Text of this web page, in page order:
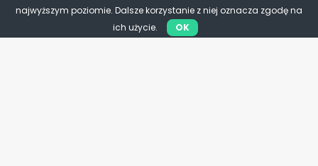
najwyższym poziomie. Dalsze korzystanie z niej oznacza zgodę na
ich użycie.
OK